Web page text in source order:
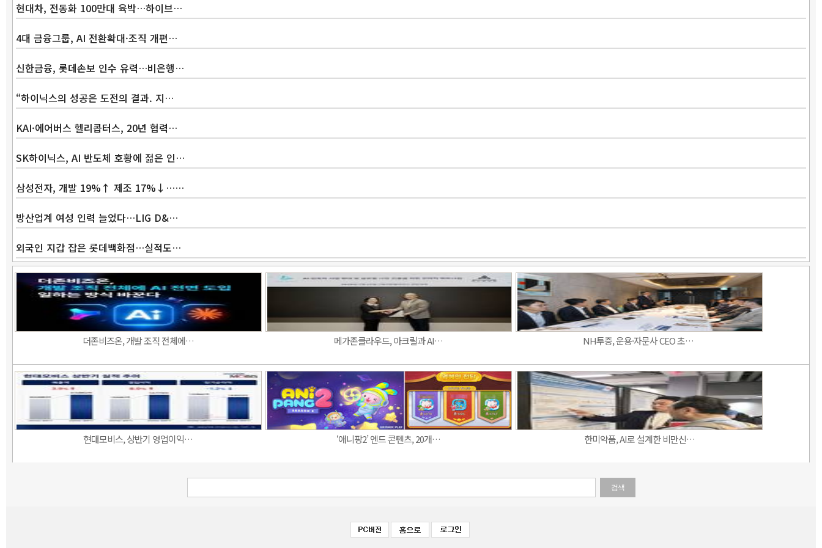
현대차, 전동화 100만대 육박…하이브…
4대 금융그룹, AI 전환확대·조직 개편…
신한금융, 롯데손보 인수 유력…비은행…
“하이닉스의 성공은 도전의 결과. 지…
KAI·에어버스 헬리콥터스, 20년 협력…
SK하이닉스, AI 반도체 호황에 젊은 인…
삼성전자, 개발 19%↑ 제조 17%↓……
방산업계 여성 인력 늘었다…LIG D&…
외국인 지갑 잡은 롯데백화점…실적도…
더존비즈온, 개발 조직 전체에… 메가존클라우드, 아크릴과 AI… NH투증, 운용·자문사 CEO 초…
현대모비스, 상반기 영업이익… ‘애니팡2’ 엔드 콘텐츠, 20개… 한미약품, AI로 설계한 비만신…
검색